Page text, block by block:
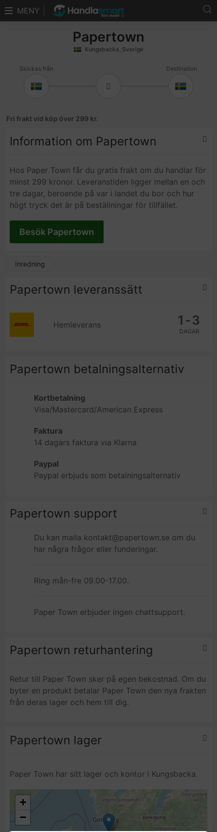
MENY
Papertown
Kungsbacka, Sverige
Fri frakt vid köp över 299 kr.
Information om Papertown
Hos Paper Town får du gratis frakt om du handlar för
minst 299 kronor. Leveranstiden ligger mellan en och
tre dagar, beroende på var i landet du bor och hur
högt tryck det är på beställningar för tillfället.
Besök Papertown
Inredning
Papertown leveranssätt
Hemleverans 1-3
DAGAR
Papertown betalningsalternativ
Kortbetalning
Visa/Mastercard/American Express
Faktura
14 dagars faktura via Klarna
Paypal
Paypal erbjuds som betalningsalternativ
Papertown support
Du kan maila kontakt@papertown.se om du
har några frågor eller funderingar.
Ring mån-fre 09.00-17.00.
Paper Town erbjuder ingen chattsupport.
Papertown returhantering
Retur till Paper Town sker på egen bekostnad. Om du
byter en produkt betalar Paper Town den nya frakten
från deras lager och hem till dig.
Papertown lager
Paper Town har sitt lager och kontor i Kungsbacka.
+
−